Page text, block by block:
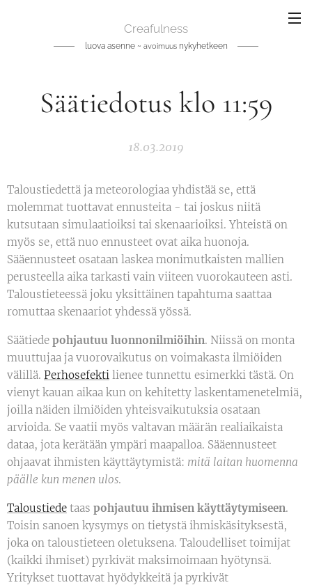
Creafulness
luova asenne ~ avoimuusnykyhetkeen
Säätiedotus klo 11:59
18.03.2019
Taloustiedettä ja meteorologiaa yhdistää se, että
molemmat tuottavat ennusteita - tai joskus niitä
kutsutaan simulaatioiksi tai skenaarioiksi. Yhteistä on
myös se, että nuo ennusteet ovat aika huonoja.
Sääennusteet osataan laskea monimutkaisten mallien
perusteella aika tarkasti vain viiteen vuorokauteen asti.
Taloustieteessä joku yksittäinen tapahtuma saattaa
romuttaa skenaariot yhdessä yössä.
Säätiede pohjautuu luonnonilmiöihin. Niissä on monta
muuttujaa ja vuorovaikutus on voimakasta ilmiöiden
välillä. Perhosefekti lienee tunnettu esimerkki tästä. On
vienyt kauan aikaa kun on kehitetty laskentamenetelmiä,
joilla näiden ilmiöiden yhteisvaikutuksia osataan
arvioida. Se vaatii myös valtavan määrän realiaikaista
dataa, jota kerätään ympäri maapalloa. Sääennusteet
ohjaavat ihmisten käyttäytymistä: mitä laitan huomenna
päälle kun menen ulos.
Taloustiede taas pohjautuu ihmisen käyttäytymiseen.
Toisin sanoen kysymys on tietystä ihmiskäsityksestä,
joka on taloustieteen oletuksena. Taloudelliset toimijat
(kaikki ihmiset) pyrkivät maksimoimaan hyötynsä.
Yritykset tuottavat hyödykkeitä ja pyrkivät